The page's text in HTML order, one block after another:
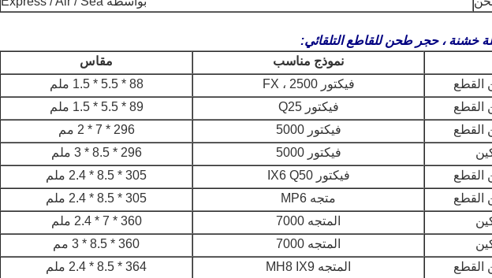
خشنة ، حجر طحن للقاطع التلقائي:
نموذج مناسب
مقاس
فيكتور 2500 ، FX
88 * 5.5 * 1.5 ملم
فيكتور Q25
89 * 5.5 * 1.5 ملم
فيكتور 5000
296 * 7 * 2 مم
فيكتور 5000
296 * 8.5 * 3 ملم
فيكتور IX6 Q50
305 * 8.5 * 2.4 ملم
متجه MP6
305 * 8.5 * 2.4 ملم
المتجه 7000
360 * 7 * 2.4 ملم
المتجه 7000
360 * 8.5 * 3 مم
المتجه MH8 IX9
364 * 8.5 * 2.4 ملم